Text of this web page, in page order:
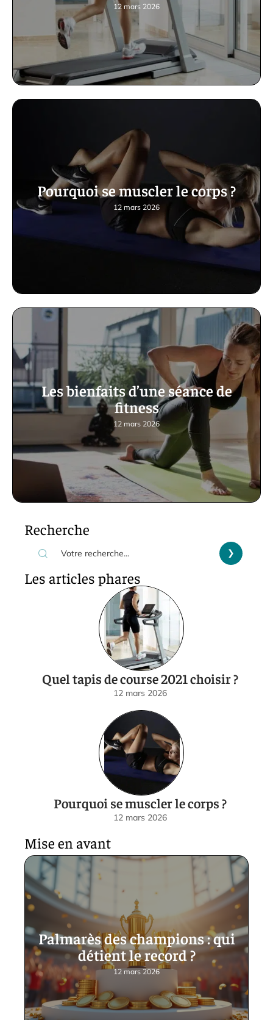
12 mars 2026
Pourquoi se muscler le corps ?
12 mars 2026
Les bienfaits d’une séance de
fitness
12 mars 2026
Recherche
Les articles phares
Quel tapis de course 2021 choisir ?
12 mars 2026
Pourquoi se muscler le corps ?
12 mars 2026
Mise en avant
Palmarès des champions : qui
détient le record ?
12 mars 2026